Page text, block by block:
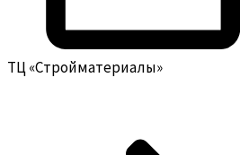
ТЦ «Стройматериалы»